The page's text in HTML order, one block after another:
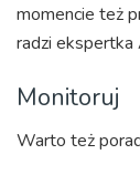
momencie też
radzi ekspertka
Monitoruj
Warto też